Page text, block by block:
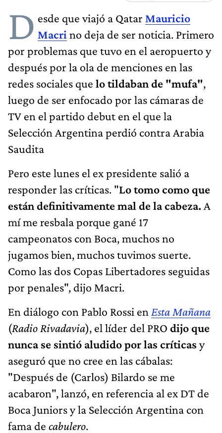
D esde que viajó a Qatar Mauricio
Macri no deja de ser noticia. Primero
por problemas que tuvo en el aeropuerto y
después por la ola de menciones en las
redes sociales que lo tildaban de "mufa",
luego de ser enfocado por las cámaras de
TV en el partido debut en el que la
Selección Argentina perdió contra Arabia
Saudita
Pero este lunes el ex presidente salió a
responder las críticas. "Lo tomo como que
están definitivamente mal de la cabeza. A
mí me resbala porque gané 17
campeonatos con Boca, muchos no
jugamos bien, muchos tuvimos suerte.
Como las dos Copas Libertadores seguidas
por penales", dijo Macri.
En diálogo con Pablo Rossi en Esta Mañana
(Radio Rivadavia), el líder del PRO dijo que
nunca se sintió aludido por las críticas y
aseguró que no cree en las cábalas:
"Después de (Carlos) Bilardo se me
acabaron", lanzó, en referencia al ex DT de
Boca Juniors y la Selección Argentina con
fama de cabulero.